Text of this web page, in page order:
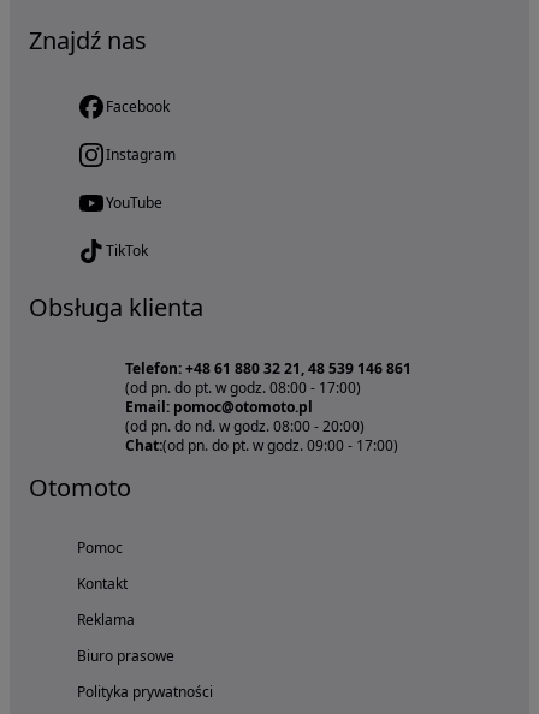
Znajdź nas
Facebook
Instagram
YouTube
TikTok
Obsługa klienta
Telefon: +48 61 880 32 21, 48 539 146 861
(od pn. do pt. w godz. 08:00 - 17:00)
Email: pomoc@otomoto.pl
(od pn. do nd. w godz. 08:00 - 20:00)
Chat:(od pn. do pt. w godz. 09:00 - 17:00)
Otomoto
Pomoc
Kontakt
Reklama
Biuro prasowe
Polityka prywatności